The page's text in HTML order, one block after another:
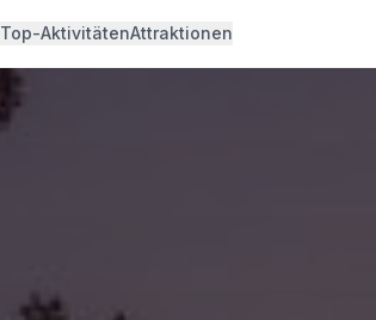
Top-AktivitätenAttraktionen